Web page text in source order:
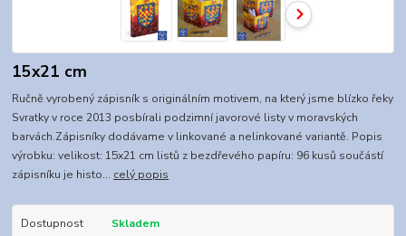
15x21 cm
Ručně vyrobený zápisník s originálním motivem, na který jsme blízko řeky
Svratky v roce 2013 posbírali podzimní javorové listy v moravských
barvách.Zápisníky dodávame v linkované a nelinkované variantě. Popis
výrobku: velikost: 15x21 cm listů z bezdřevého papíru: 96 kusů součástí
zápisníku je histo... celý popis
Dostupnost Skladem